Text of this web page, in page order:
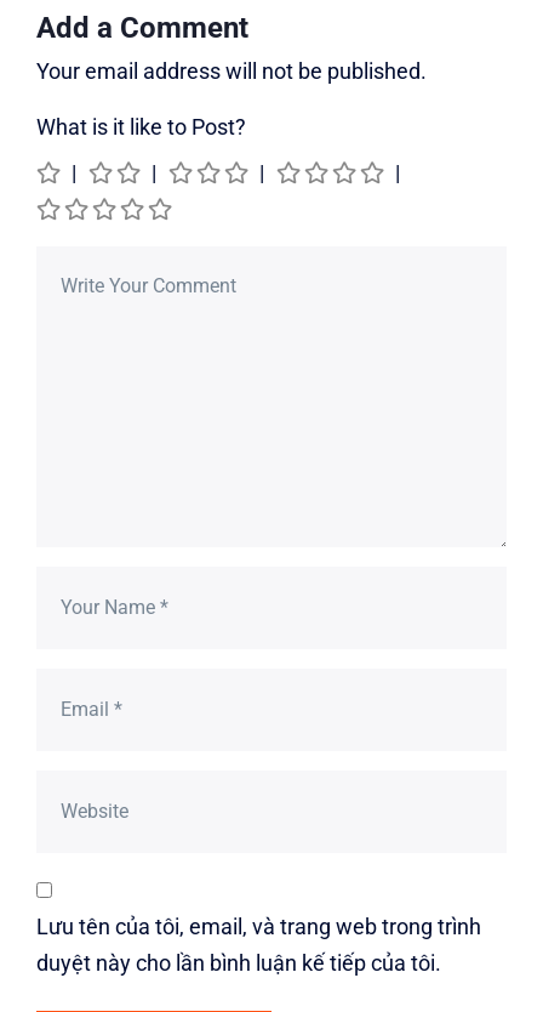
Add a Comment
Your email address will not be published.
What is it like to Post?
Lưu tên của tôi, email, và trang web trong trình
duyệt này cho lần bình luận kế tiếp của tôi.